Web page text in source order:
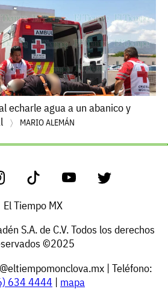
echarle agua a un abanico y
MARIO ALEMÁN
El Tiempo MX
S.A. de C.V. Todos los derechos
©2025
| Teléfono:
634 4444 | mapa